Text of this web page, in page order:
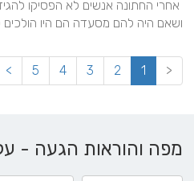
ושאם היה להם מסעדה הם היו
<
1
2
3
4
5
>
מפה והוראות הגעה -